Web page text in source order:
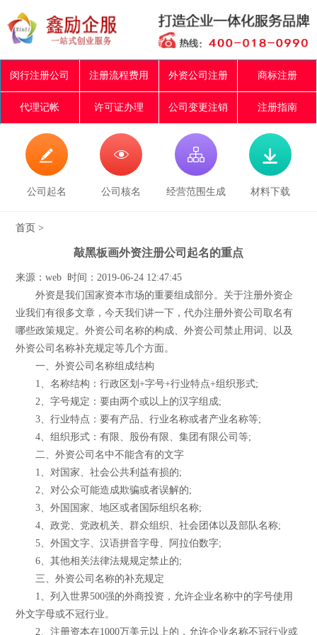
闵行注册公司 注册流程费用 外资公司注册 商标注册
代理记帐 许可证办理 公司变更注销 注册指南

公司起名

公司核名

经营范围生成

材料下载
首页 >
敲黑板画外资注册公司起名的重点
来源：web 时间：2019-06-24 12:47:45
外资是我们国家资本市场的重要组成部分。关于注册外资企
业我们有很多文章，今天我们讲一下，代办注册外资公司取名有
哪些政策规定。外资公司名称的构成、外资公司禁止用词、以及
外资公司名称补充规定等几个方面。
一、外资公司名称组成结构
1、名称结构：行政区划+字号+行业特点+组织形式;
2、字号规定：要由两个或以上的汉字组成;
3、行业特点：要有产品、行业名称或者产业名称等;
4、组织形式：有限、股份有限、集团有限公司等;
二、外资公司名中不能含有的文字
1、对国家、社会公共利益有损的;
2、对公众可能造成欺骗或者误解的;
3、外国国家、地区或者国际组织名称;
4、政党、党政机关、群众组织、社会团体以及部队名称;
5、外国文字、汉语拼音字母、阿拉伯数字;
6、其他相关法律法规规定禁止的;
三、外资公司名称的补充规定
1、列入世界500强的外商投资，允许企业名称中的字号使用
外文字母或不冠行业。
2、注册资本在1000万美元以上的，允许企业名称不冠行业或